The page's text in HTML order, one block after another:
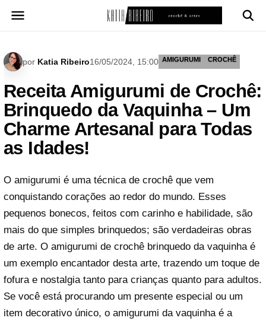
para
por Katia Ribeiro16/05/2024, 15:00 AMIGURUMI CROCHÊ
Receita Amigurumi de Crochê:
Brinquedo da Vaquinha – Um
Charme Artesanal para Todas
as Idades!
O amigurumi é uma técnica de crochê que vem
conquistando corações ao redor do mundo. Esses
pequenos bonecos, feitos com carinho e habilidade, são
mais do que simples brinquedos; são verdadeiras obras
de arte. O amigurumi de crochê brinquedo da vaquinha é
um exemplo encantador desta arte, trazendo um toque de
fofura e nostalgia tanto para crianças quanto para adultos.
Se você está procurando um presente especial ou um
item decorativo único, o amigurumi da vaquinha é a